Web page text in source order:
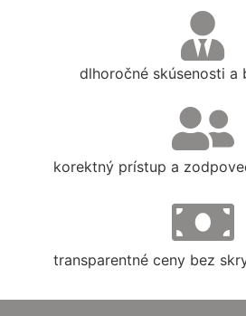
dlhoročné skúsenosti a
korektný prístup a
transparentné ceny bez